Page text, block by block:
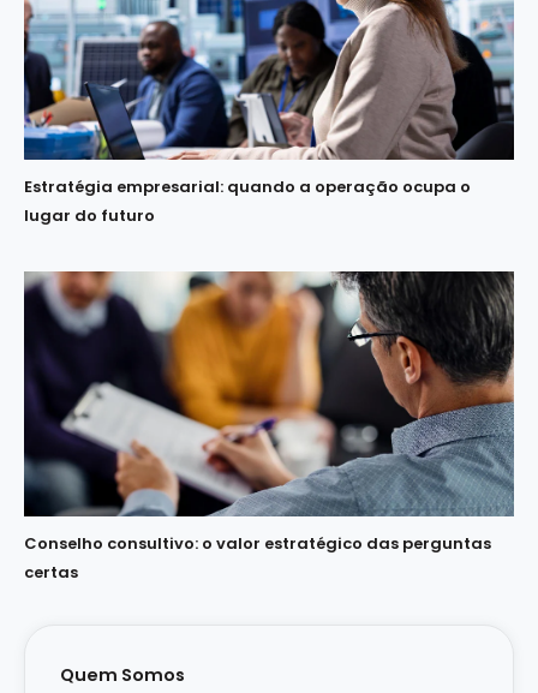
Estratégia empresarial: quando a operação ocupa o
lugar do futuro
Conselho consultivo: o valor estratégico das perguntas
certas
Quem Somos